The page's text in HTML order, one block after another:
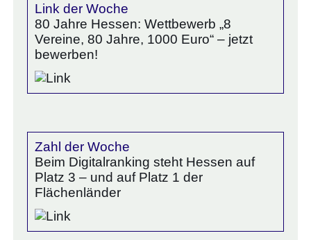
Link der Woche
80 Jahre Hessen: Wettbewerb „8
Vereine, 80 Jahre, 1000 Euro“ – jetzt
bewerben!
Zahl der Woche
Beim Digitalranking steht Hessen auf
Platz 3 – und auf Platz 1 der
Flächenländer